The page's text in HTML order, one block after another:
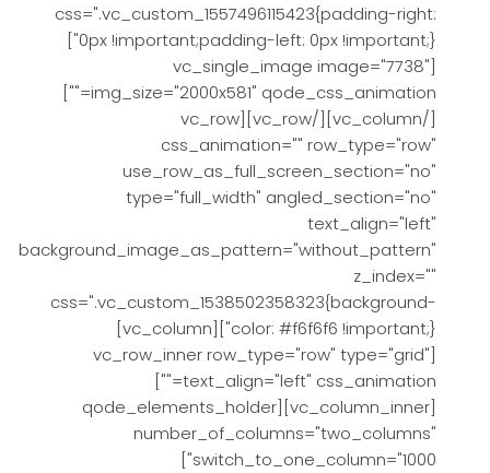
css=".vc_custom_1557496115423{padding-right:
0px !important;padding-left: 0px !important;}"]
[vc_single_image image="7738"
img_size="2000x581" qode_css_animation=""]
[/vc_column][/vc_row][vc_row
css_animation="" row_type="row"
use_row_as_full_screen_section="no"
type="full_width" angled_section="no"
text_align="left"
background_image_as_pattern="without_pattern"
z_index=""
css=".vc_custom_1538502358323{background-
color: #f6f6f6 !important;}"][vc_column]
[vc_row_inner row_type="row" type="grid"
text_align="left" css_animation=""]
[vc_column_inner][qode_elements_holder
number_of_columns="two_columns"
switch_to_one_column="1000"]